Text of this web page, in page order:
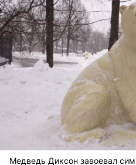
Медведь Диксон завоевал